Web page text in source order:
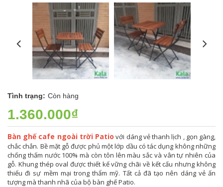
Tình trạng: Còn hàng
1.360.000₫
Bàn ghế cafe ngoài trời Patio với dáng vẻ thanh lịch , gọn gàng,
chắc chắn. Bề mặt gỗ được phủ một lớp dầu có tác dụng không những
chống thấm nước 100% mà còn tôn lên màu sắc và vân tự nhiên của
gỗ. Khung thép oval được thiết kế vững chãi về kết cấu nhưng không
thiếu đi sự mềm mại trong thẩm mỹ. Tất cả đã tạo nên dáng vẻ ấn
tượng mà thanh nhã của bộ bàn ghế Patio.